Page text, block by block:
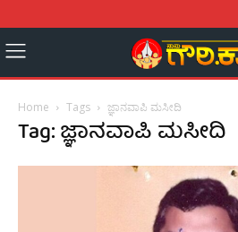
Home Tags ಜ್ಞಾನವಾಪಿ ಮಸೀದಿ
Tag: ಜ್ಞಾನವಾಪಿ ಮಸೀದಿ